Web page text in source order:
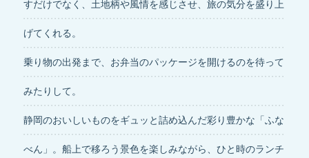
すだけでなく、土地柄や風情を感じさせ、旅の気分を盛り上
げてくれる。
乗り物の出発まで、お弁当のパッケージを開けるのを待って
みたりして。
静岡のおいしいものをギュッと詰め込んだ彩り豊かな「ふな
べん」。船上で移ろう景色を楽しみながら、ひと時のランチ